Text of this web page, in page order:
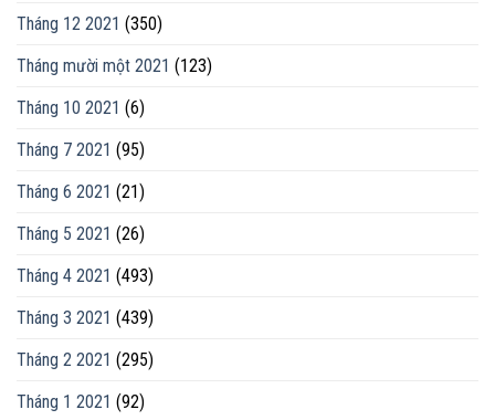
Tháng 12 2021 (350)
Tháng mười một 2021 (123)
Tháng 10 2021 (6)
Tháng 7 2021 (95)
Tháng 6 2021 (21)
Tháng 5 2021 (26)
Tháng 4 2021 (493)
Tháng 3 2021 (439)
Tháng 2 2021 (295)
Tháng 1 2021 (92)